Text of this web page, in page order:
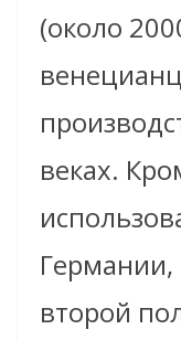
(около
веках.
второй